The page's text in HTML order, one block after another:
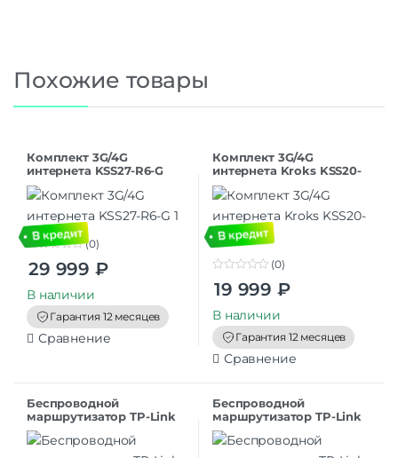
Похожие товары
Комплект 3G/4G
интернета KSS27-R6-G
o
t
o
f
5
(0)
29 999 ₽
В наличии
Гарантия 12 месяцев
Сравнение
Комплект 3G/4G
интернета Kroks KSS20-
R4
t
o
f
5
(0)
19 999 ₽
В наличии
Гарантия 12 месяцев
Сравнение
Беспроводной
маршрутизатор TP-Link
Archer C6 AC1200 v.2/v.6
Беспроводной
маршрутизатор TP-Link
Archer C54